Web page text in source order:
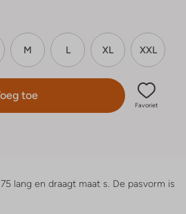
M L XL XXL
toe
Favoriet
lang en draagt maat s. De pasvorm is